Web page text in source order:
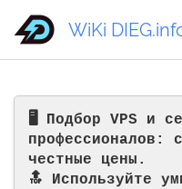
🖥️ Подбор VPS и
профессионалов:
честные цены.
🔝 Используйте
WiKi